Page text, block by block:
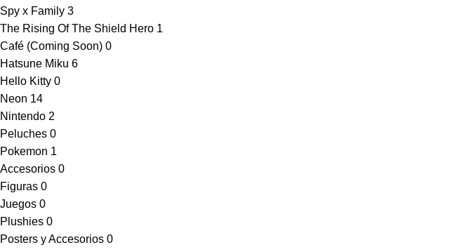
Spy x Family 3
The Rising Of The Shield Hero 1
Café (Coming Soon) 0
Hatsune Miku 6
Hello Kitty 0
Neon 14
Nintendo 2
Peluches 0
Pokemon 1
Accesorios 0
Figuras 0
Juegos 0
Plushies 0
Posters y Accesorios 0